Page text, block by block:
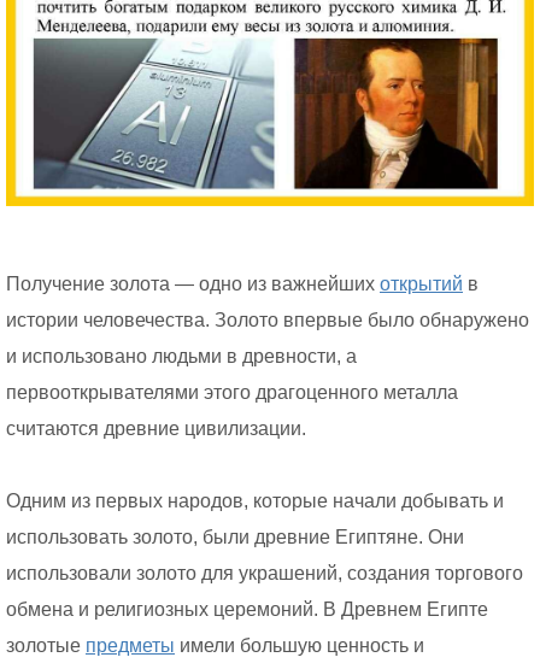
Получение золота — одно из важнейших открытий в
истории человечества. Золото впервые было обнаружено
и использовано людьми в древности, а
первооткрывателями этого драгоценного металла
считаются древние цивилизации.
Одним из первых народов, которые начали добывать и
использовать золото, были древние Египтяне. Они
использовали золото для украшений, создания торгового
обмена и религиозных церемоний. В Древнем Египте
золотые предметы имели большую ценность и